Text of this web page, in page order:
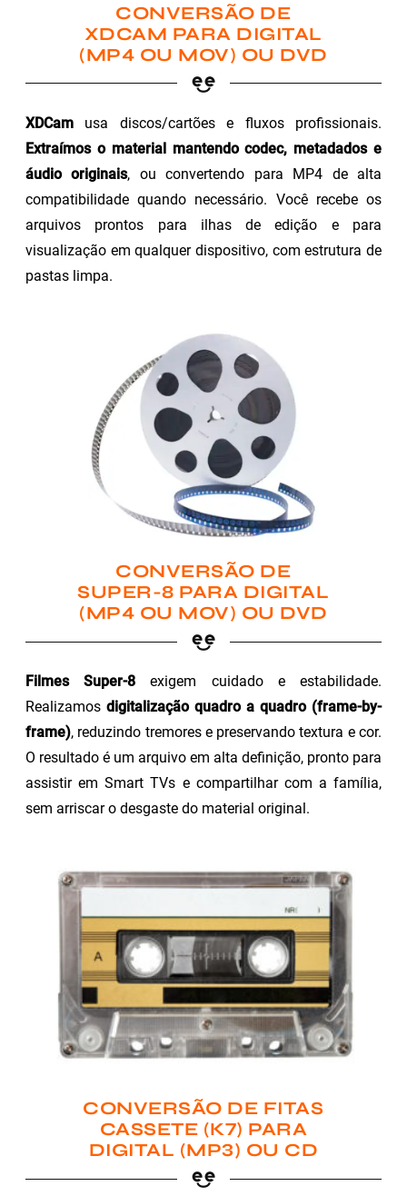
CONVERSÃO DE
XDCAM PARA DIGITAL
(MP4 OU MOV) OU DVD
XDCam usa discos/cartões e fluxos profissionais.
Extraímos o material mantendo codec, metadados e
áudio originais, ou convertendo para MP4 de alta
compatibilidade quando necessário. Você recebe os
arquivos prontos para ilhas de edição e para
visualização em qualquer dispositivo, com estrutura de
pastas limpa.
CONVERSÃO DE
SUPER-8 PARA DIGITAL
(MP4 OU MOV) OU DVD
Filmes Super-8 exigem cuidado e estabilidade.
Realizamos digitalização quadro a quadro (frame-by-
frame), reduzindo tremores e preservando textura e cor.
O resultado é um arquivo em alta definição, pronto para
assistir em Smart TVs e compartilhar com a família,
sem arriscar o desgaste do material original.
CONVERSÃO DE FITAS
CASSETE (K7) PARA
DIGITAL (MP3) OU CD